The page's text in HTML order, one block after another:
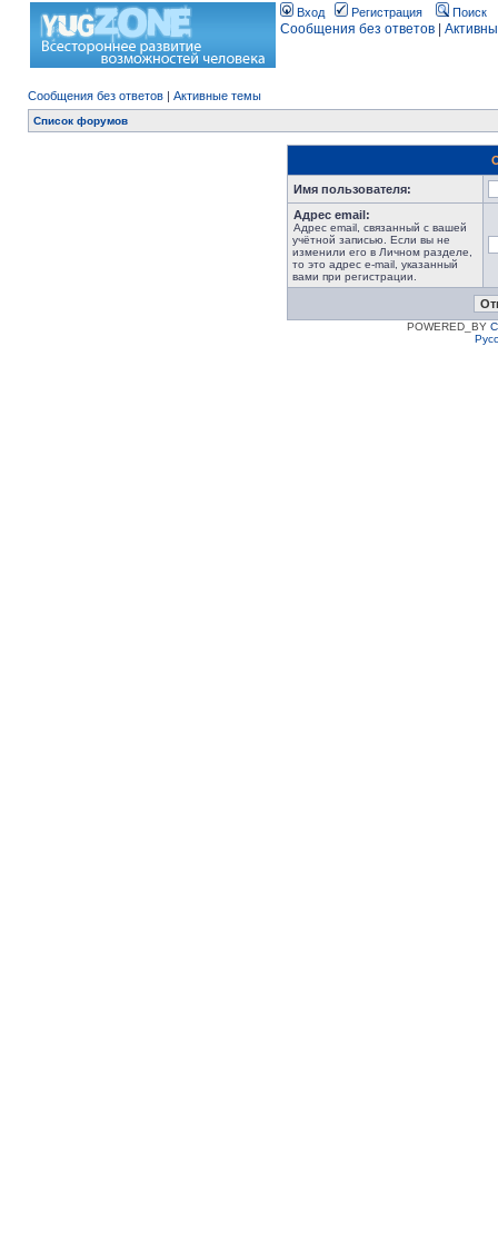
Вход Регистрация Поиск
Сообщения без ответов
Сообщения без ответов | Активные темы
Список форумов
Имя пользователя:
Адрес email:
Адрес email, связанный с вашей
учётной записью. Если вы не
изменили его в Личном разделе,
то это адрес e-mail, указанный
вами при регистрации.
POWERED_BY